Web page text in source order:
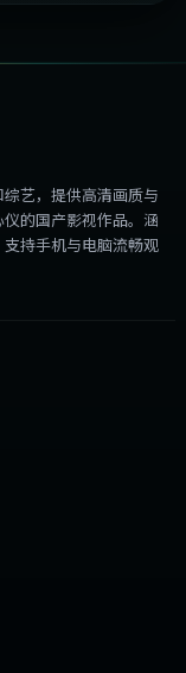
艺，提供高清画质与
的国产影视作品。涵
持手机与电脑流畅观